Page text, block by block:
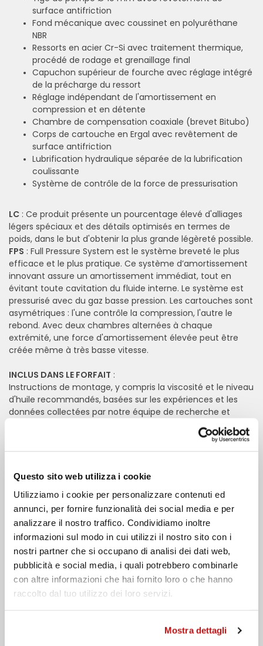
Questo sito web utilizza i cookie
Utilizziamo i cookie per personalizzare contenuti ed
annunci, per fornire funzionalità dei social media e per
analizzare il nostro traffico. Condividiamo inoltre
informazioni sul modo in cui utilizzi il nostro sito con i
nostri partner che si occupano di analisi dei dati web,
pubblicità e social media, i quali potrebbero combinarle
con altre informazioni che hai fornito loro o che hanno
raccolto dal tuo utilizzo dei loro servizi.
Mostra dettagli
surface antifriction
Fond mécanique avec coussinet en polyuréthane
NBR
Ressorts en acier Cr-Si avec traitement thermique,
procédé de rodage et grenaillage final
Capuchon supérieur de fourche avec réglage intégré
de la précharge du ressort
Réglage indépendant de l'amortissement en
compression et en détente
Chambre de compensation coaxiale (brevet Bitubo)
Corps de cartouche en Ergal avec revêtement de
surface antifriction
Lubrification hydraulique séparée de la lubrification
coulissante
Système de contrôle de la force de pressurisation
LC : Ce produit présente un pourcentage élevé d'alliages
légers spéciaux et des détails optimisés en termes de
poids, dans le but d'obtenir la plus grande légèreté possible.
FPS : Full Pressure System est le système breveté le plus
efficace et le plus pratique. Ce système d’amortissement
innovant assure un amortissement immédiat, tout en
évitant toute cavitation du fluide interne. Le système est
pressurisé avec du gaz basse pression. Les cartouches sont
asymétriques : l'une contrôle la compression, l'autre le
rebond. Avec deux chambres alternées à chaque
extrémité, une force d'amortissement élevée peut être
créée même à très basse vitesse.
INCLUS DANS LE FORFAIT :
Instructions de montage, y compris la viscosité et le niveau
d'huile recommandés, basées sur les expériences et les
données collectées par notre équipe de recherche et
ACCESSOIRES POSSIBLES: Cache pour réglage du fourreau
MV Augusta, Suzuki, Triumph, Yamaha
Remplissez les champs pour
demander des informations